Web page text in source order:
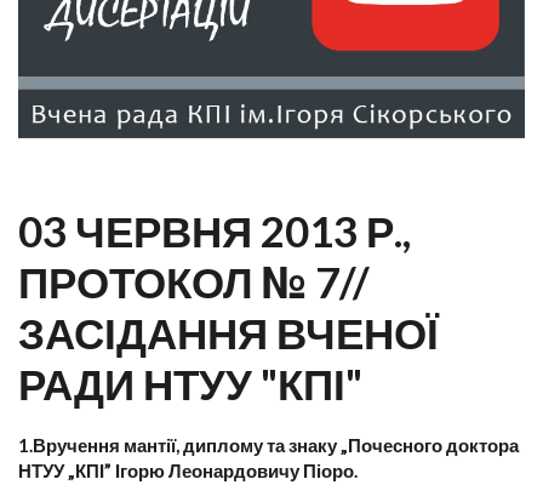
03 ЧЕРВНЯ 2013 Р.,
ПРОТОКОЛ № 7//
ЗАСІДАННЯ ВЧЕНОЇ
РАДИ НТУУ "КПІ"
1.Вручення мантії, диплому та знаку „Почесного доктора
НТУУ „КПІ” Ігорю Леонардовичу Піоро.